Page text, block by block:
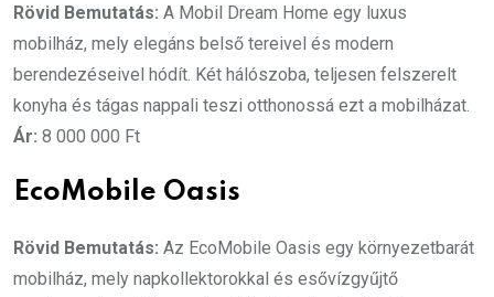
Rövid Bemutatás: A Mobil Dream Home egy luxus
mobilház, mely elegáns belső tereivel és modern
berendezéseivel hódít. Két hálószoba, teljesen felszerelt
konyha és tágas nappali teszi otthonossá ezt a mobilházat.
Ár: 8 000 000 Ft
EcoMobile Oasis
Rövid Bemutatás: Az EcoMobile Oasis egy környezetbarát
mobilház, mely napkollektorokkal és esővízgyűjtő